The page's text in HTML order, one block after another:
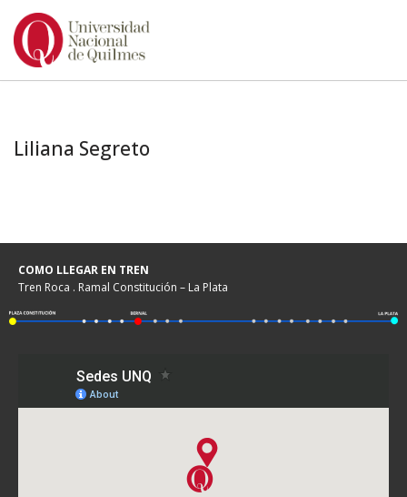
Ir
Liliana Segreto
COMO LLEGAR EN TREN
Tren Roca . Ramal Constitución – La Plata